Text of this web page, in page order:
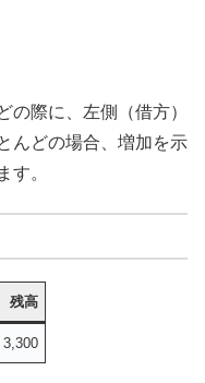
の際に、左側（借方）
んどの場合、増加を示
す。
残高
3,300